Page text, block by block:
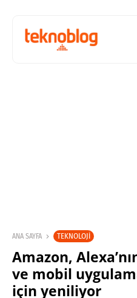
ANA SAYFA TEKNOLOJI
Amazon,
ve mobil
için yeniliyor